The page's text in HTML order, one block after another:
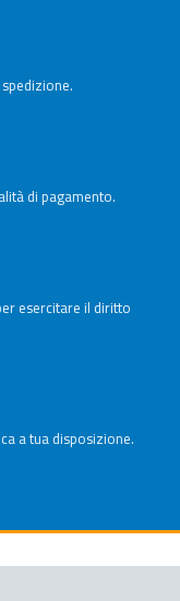
di pagamento.
esercitare il diritto
a tua disposizione.